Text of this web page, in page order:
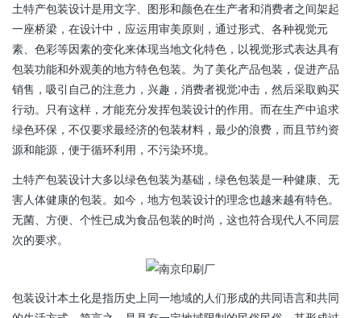
土特产包装设计是用文字、图形和颜色在生产者和消费者之间架起
一座桥梁，在设计中，应运用审美原则，通过形式、各种视觉元
素、色彩等因素的变化来体现当地文化特色，以视觉形式表达具有
包装功能和外观美的地方特色包装。为了美化产品包装，促进产品
销售，吸引自己的注意力，兴趣，消费者视觉冲击，然后采取购买
行动。只有这样，才能充分发挥包装设计的作用。而在生产中追求
绿色环保，不仅要求最经济的包装材料，最少的浪费，而且节约资
源和能源，便于循环利用，不污染环境。
土特产包装设计大多以绿色包装为基础，绿色包装是一种健康、无
害人体健康的包装。如今，地方包装设计的理念也越来越有特色。
无菌、方便、个性已成为食品包装的时尚，这也符合现代人不同层
次的要求。
包装设计本土化是指历史上同一地域的人们形成的共同语言和共同